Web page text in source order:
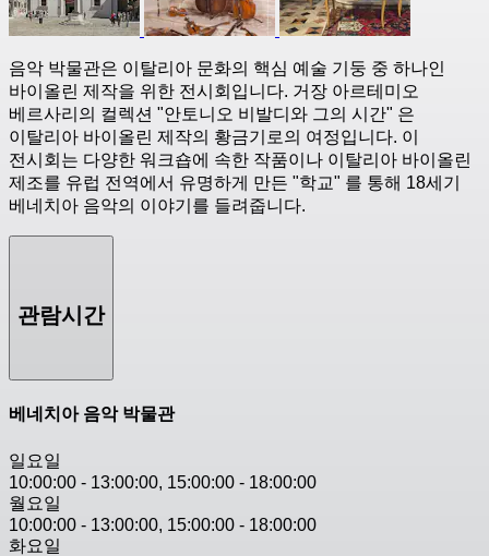
음악 박물관은 이탈리아 문화의 핵심 예술 기둥 중 하나인
바이올린 제작을 위한 전시회입니다. 거장 아르테미오
베르사리의 컬렉션 "안토니오 비발디와 그의 시간" 은
이탈리아 바이올린 제작의 황금기로의 여정입니다. 이
전시회는 다양한 워크숍에 속한 작품이나 이탈리아 바이올린
제조를 유럽 전역에서 유명하게 만든 "학교" 를 통해 18세기
베네치아 음악의 이야기를 들려줍니다.
관람시간
베네치아 음악 박물관
일요일
10:00:00 - 13:00:00, 15:00:00 - 18:00:00
월요일
10:00:00 - 13:00:00, 15:00:00 - 18:00:00
화요일